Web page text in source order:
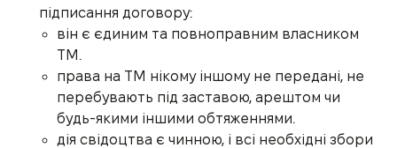
підписання договору:
він є єдиним та повноправним власником
ТМ.
права на ТМ нікому іншому не передані, не
перебувають під заставою, арештом чи
будь-якими іншими обтяженнями.
дія свідоцтва є чинною, і всі необхідні збори